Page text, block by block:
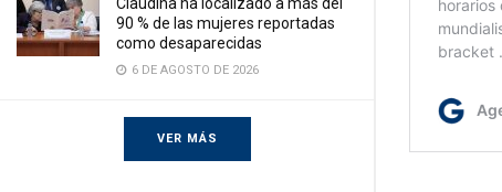
90 % de las mujeres reportadas
como desaparecidas
6 DE AGOSTO DE 2026
VER MÁS